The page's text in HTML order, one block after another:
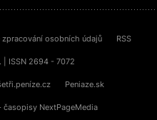
zpracování osobních údajů RSS
ISSN 2694 - 7072
Peniaze.sk
časopisy NextPageMedia